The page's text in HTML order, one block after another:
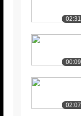
02:31
00:09
02:07